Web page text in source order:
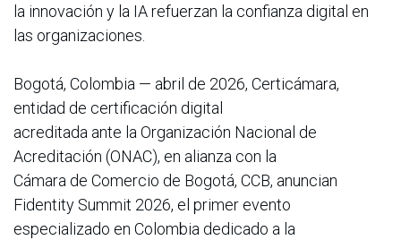
la innovación y la IA refuerzan la confianza digital en
las organizaciones.
Bogotá, Colombia — abril de 2026, Certicámara,
entidad de certificación digital
acreditada ante la Organización Nacional de
Acreditación (ONAC), en alianza con la
Cámara de Comercio de Bogotá, CCB, anuncian
Fidentity Summit 2026, el primer evento
especializado en Colombia dedicado a la